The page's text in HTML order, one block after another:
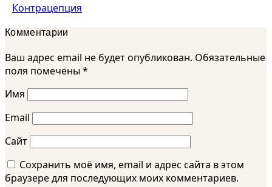
Контрацепция
Комментарии
Ваш адрес email не будет опубликован. Обязательные
поля помечены*
Имя
Email
Сайт
Сохранить моё имя, email и адрес сайта в этом
браузере для последующих моих комментариев.